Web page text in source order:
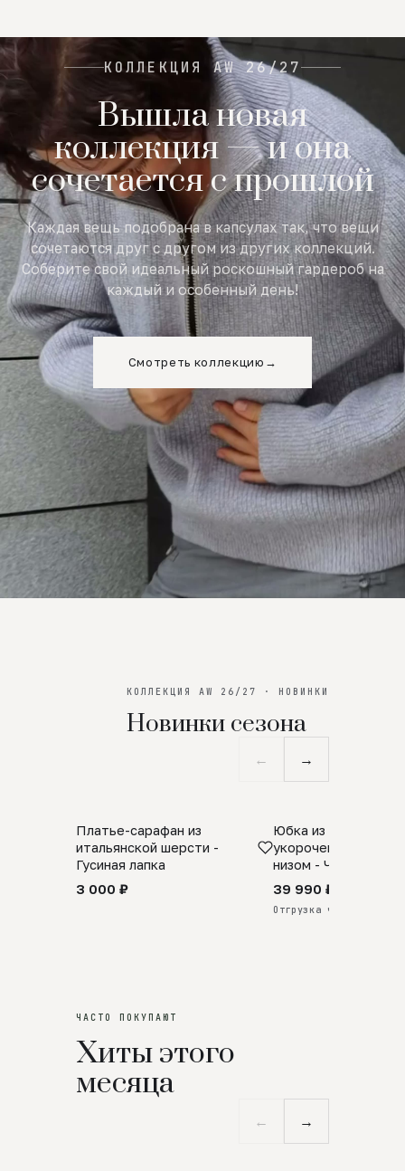
КОЛЛЕКЦИЯ AW 26/27
Вышла новая
коллекция — и она
сочетается с прошлой
Каждая вещь подобрана в капсулах так, что вещи
сочетаются друг с другом из других коллекций.
Соберите свой идеальный роскошный гардероб на
каждый и особенный день!
Смотреть коллекцию →
КОЛЛЕКЦИЯ AW 26/27 · НОВИНКИ
Новинки сезона
← →
SALE
Платье-сарафан из
итальянской шерсти -
Гусиная лапка
3 000 ₽
ПРЕДЗАКАЗ
Юбка из
укороченная с
низом - Черный
39 990 ₽
Отгрузка через 25 дней
ЧАСТО ПОКУПАЮТ
Хиты этого
месяца
← →